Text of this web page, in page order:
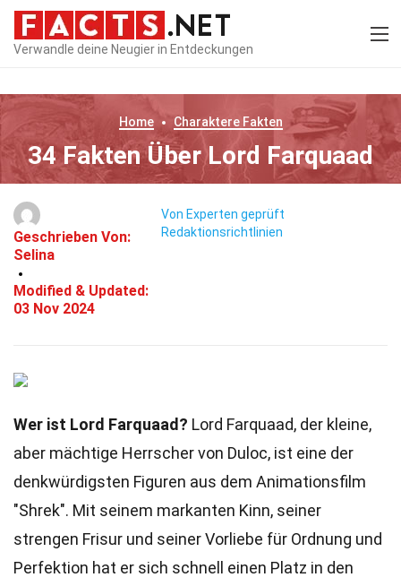
Verwandle deine Neugier in Entdeckungen
Home CharaktereFakten
34 Fakten Über Lord Farquaad
Geschrieben Von:
Selina
Modified & Updated:
03 Nov 2024
Von Experten geprüft
Redaktionsrichtlinien
Wer ist Lord Farquaad? Lord Farquaad, der kleine,
aber mächtige Herrscher von Duloc, ist eine der
denkwürdigsten Figuren aus dem Animationsfilm
"Shrek". Mit seinem markanten Kinn, seiner
strengen Frisur und seiner Vorliebe für Ordnung und
Perfektion hat er sich schnell einen Platz in den